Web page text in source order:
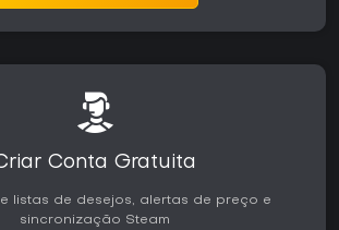
Conta Gratuita
listas de desejos, alertas de preço e
sincronização Steam